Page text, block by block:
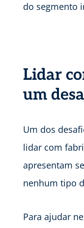
do segmento
Lidar
um
Um dos
lidar com
apresentam
nenhum tipo
Para ajudar